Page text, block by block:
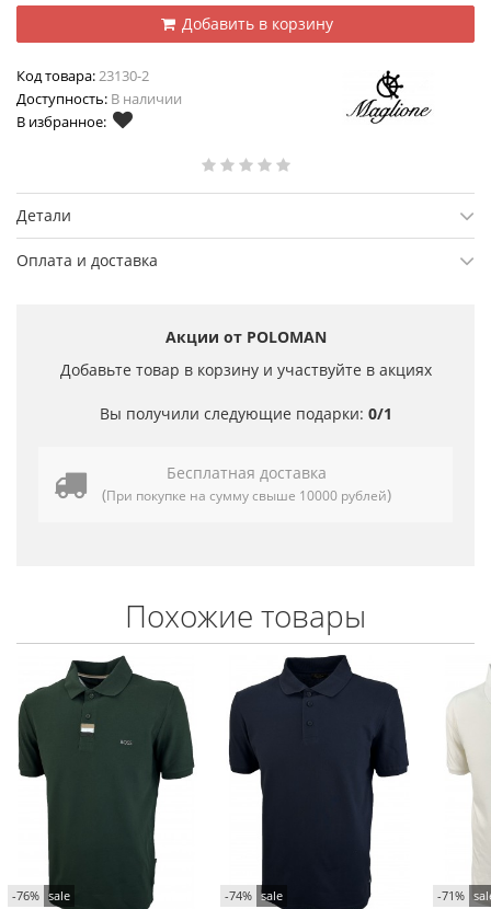
Добавить в корзину
Код товара:23130-2
Доступность: В наличии
В избранное:
Детали
Оплата и доставка
Акции от POLOMAN
Добавьте товар в корзину и участвуйте в акциях
Вы получили следующие подарки: 0/1
Бесплатная доставка
(При покупке на сумму свыше 10000 рублей)
Похожие товары
-76% sale -74% sale -71%